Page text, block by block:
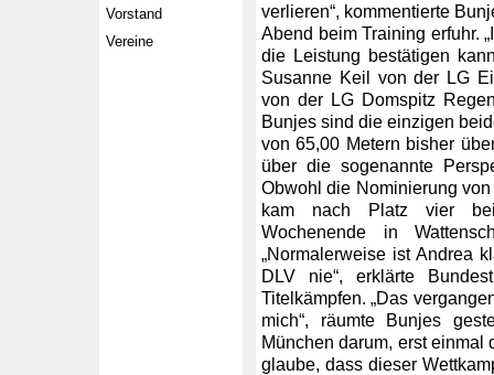
Vorstand
Vereine
verlieren“, kommentierte
Abend beim Training erfuhr.
die Leistung bestätigen
Susanne Keil von der LG
von der LG Domspitz
Bunjes sind die einzigen
von 65,00 Metern bisher
über die sogenannte
Obwohl die Nominierung
kam nach Platz vier
Wochenende in
„Normalerweise ist Andrea
DLV nie“, erklärte
Titelkämpfen. „Das
mich“, räumte Bunjes
München darum, erst
glaube, dass dieser